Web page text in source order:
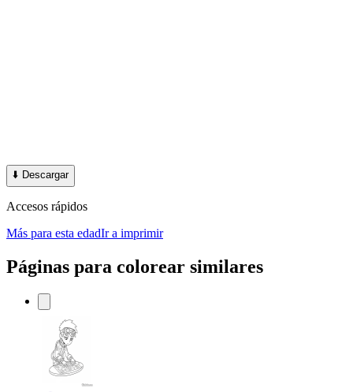
⬇️ Descargar
Accesos rápidos
Más para esta edadIr a imprimir
Páginas para colorear similares